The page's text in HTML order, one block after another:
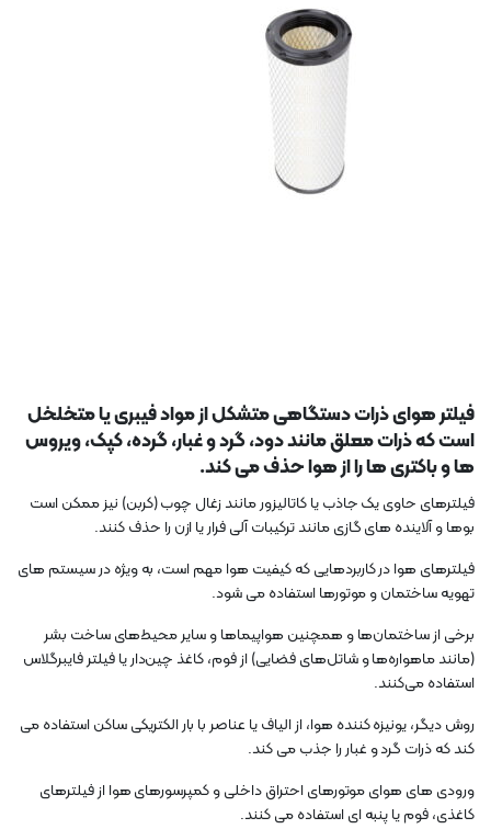
فیلتر هوای ذرات دستگاهی متشکل از مواد فیبری یا متخلخل
است که ذرات معلق مانند دود، گرد و غبار، گرده، کپک، ویروس
ها و باکتری ها را از هوا حذف می کند.
فیلترهای حاوی یک جاذب یا کاتالیزور مانند زغال چوب (کربن) نیز ممکن است
بوها و آلاینده های گازی مانند ترکیبات آلی فرار یا ازن را حذف کنند.
فیلترهای هوا در کاربردهایی که کیفیت هوا مهم است، به ویژه در سیستم های
تهویه ساختمان و موتورها استفاده می شود.
برخی از ساختمان‌ها و همچنین هواپیماها و سایر محیط‌های ساخت بشر
(مانند ماهواره‌ها و شاتل‌های فضایی) از فوم، کاغذ چین‌دار یا فیلتر فایبرگلاس
استفاده می‌کنند.
روش دیگر، یونیزه کننده هوا، از الیاف یا عناصر با بار الکتریکی ساکن استفاده می
کند که ذرات گرد و غبار را جذب می کند.
ورودی های هوای موتورهای احتراق داخلی و کمپرسورهای هوا از فیلترهای
کاغذی، فوم یا پنبه ای استفاده می کنند.